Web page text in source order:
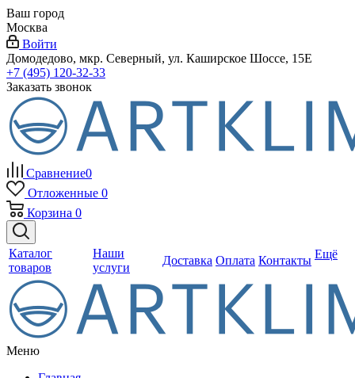
Ваш город
Москва
Войти
Домодедово, мкр. Северный, ул. Каширское Шоссе, 15Е
+7 (495) 120-32-33
Заказать звонок
Сравнение0
Отложенные 0
Корзина 0
Каталог
товаров
Наши
услуги
Доставка Оплата Контакты Ещё
Меню